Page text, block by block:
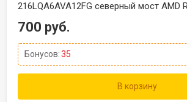
216LQA6AVA12FG северный мост AMD
700 руб.
Бонусов:35
В корзину